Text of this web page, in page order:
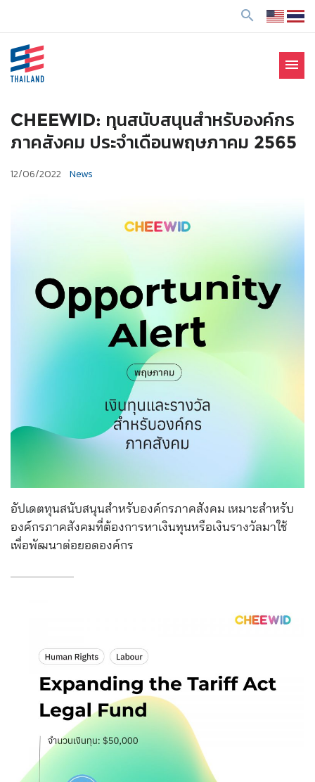
search
Enterprise: SE
menu
CHEEWID: ทุนสนับสนุนสำหรับองค์กร
ภาคสังคม ประจำเดือนพฤษภาคม 2565
12/06/2022 News
อัปเดตทุนสนับสนุนสำหรับองค์กรภาคสังคม เหมาะสำหรับ
องค์กรภาคสังคมที่ต้องการหาเงินทุนหรือเงินรางวัลมาใช้
เพื่อพัฒนาต่อยอดองค์กร